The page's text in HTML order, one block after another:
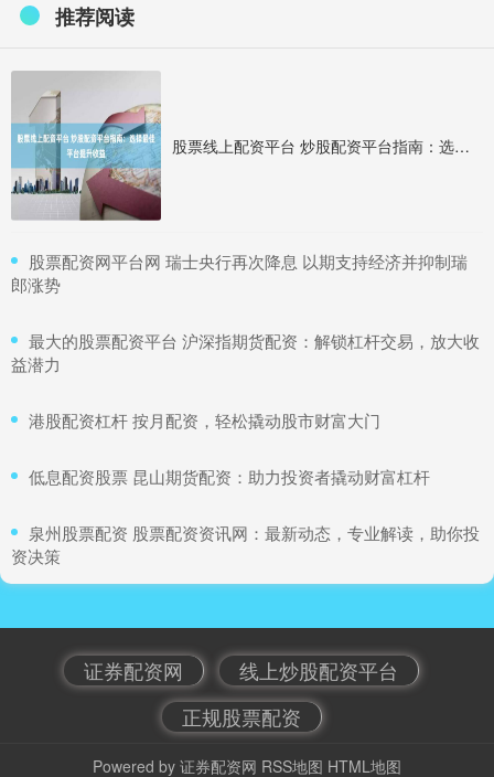
推荐阅读
股票线上配资平台 炒股配资平台指南：选择最佳平台提升收益
​股票配资网平台网 瑞士央行再次降息 以期支持经济并抑制瑞
郎涨势
​最大的股票配资平台 沪深指期货配资：解锁杠杆交易，放大收
益潜力
​港股配资杠杆 按月配资，轻松撬动股市财富大门
​低息配资股票 昆山期货配资：助力投资者撬动财富杠杆
​泉州股票配资 股票配资资讯网：最新动态，专业解读，助你投
资决策
证券配资网
线上炒股配资平台
正规股票配资
Powered by 证券配资网 RSS地图 HTML地图